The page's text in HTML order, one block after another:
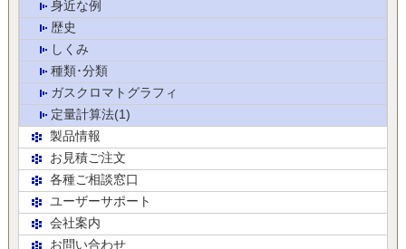
身近な例
歴史
しくみ
種類･分類
ガスクロマトグラフィ
定量計算法(1)
製品情報
お見積ご注文
各種ご相談窓口
ユーザーサポート
会社案内
お問い合わせ